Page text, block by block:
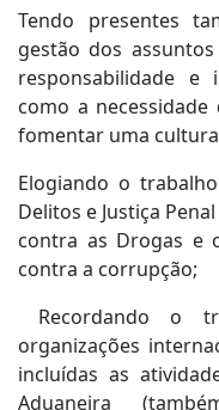
Tendo presentes
gestão dos
responsabilidade e
como a
fomentar uma
Elogiando o
Delitos e Justiça
contra as Drogas e
contra a corrupção;
Recordando o
organizações
incluídas as
Aduaneira